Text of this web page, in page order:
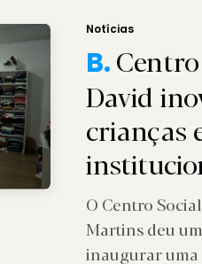
Notícias
B.
David
crianças
O Centro
Martins deu
inaugurar uma